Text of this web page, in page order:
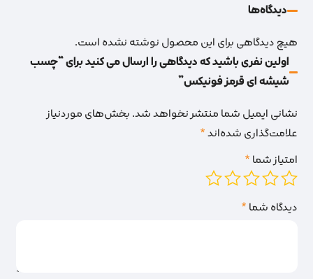
دیدگاه‌‌ها
هیچ دیدگاهی برای این محصول نوشته نشده است.
اولین نفری باشید که دیدگاهی را ارسال می کنید برای “چسب
شیشه ای قرمز فونیکس”
نشانی ایمیل شما منتشر نخواهد شد.بخش‌های موردنیاز
علامت‌گذاری شده‌اند*
امتیاز شما*
دیدگاه شما*